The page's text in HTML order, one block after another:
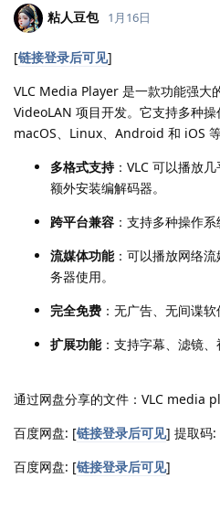
粘人豆包 1月16日
[链接登录后可见]
VLC Media Player 是一款功能强大
VideoLAN 项目开发。它支持多种操
macOS、Linux、Android 和 iOS
多格式支持：VLC 可以播放
额外安装编解码器。
跨平台兼容 ：支持多种操作
流媒体功能：可以播放网络
务器使用。
完全免费 ：无广告、无间谍软
扩展功能：支持字幕、滤镜、
通过网盘分享的文件：VLC media
百度网盘: [链接登录后可见] 提取码
百度网盘: [链接登录后可见]